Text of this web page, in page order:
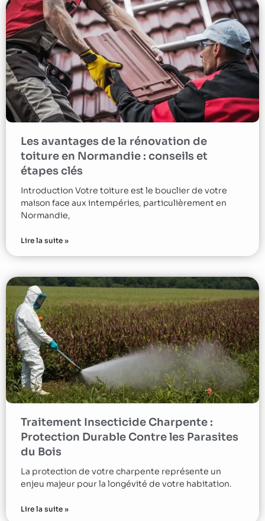
Les avantages de la rénovation de
toiture en Normandie : conseils et
étapes clés
Introduction Votre toiture est le bouclier de votre
maison face aux intempéries, particulièrement en
Normandie,
Lire la suite »
Traitement Insecticide Charpente :
Protection Durable Contre les Parasites
du Bois
La protection de votre charpente représente un
enjeu majeur pour la longévité de votre habitation.
Lire la suite »